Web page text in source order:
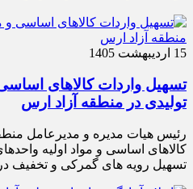
15 اردیبهشت 1405
تسهیل واردات کالاهای
تولیدی در منطقه آزاد ارس
رئیس هیات مدیره و مدیرعامل
کالاهای اساسی و مواد اولیه
تسهیل رویه های گمرکی و تخفیف